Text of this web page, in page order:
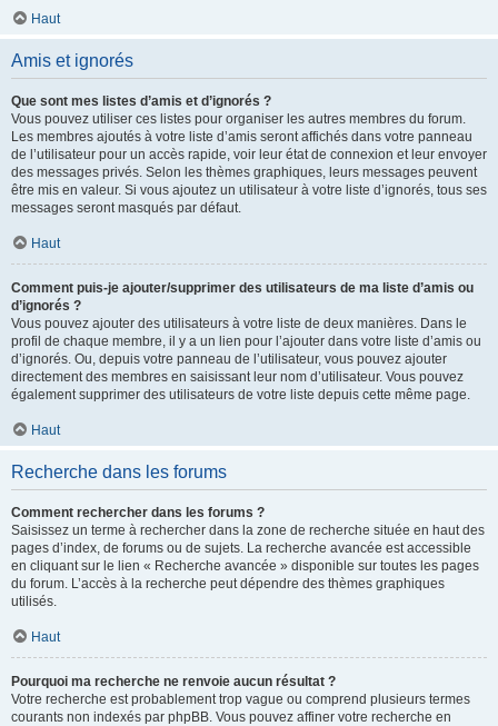
Haut
Amis et ignorés
Que sont mes listes d’amis et d’ignorés ?
Vous pouvez utiliser ces listes pour organiser les autres membres du forum.
Les membres ajoutés à votre liste d’amis seront affichés dans votre panneau
de l’utilisateur pour un accès rapide, voir leur état de connexion et leur envoyer
des messages privés. Selon les thèmes graphiques, leurs messages peuvent
être mis en valeur. Si vous ajoutez un utilisateur à votre liste d’ignorés, tous ses
messages seront masqués par défaut.
Haut
Comment puis-je ajouter/supprimer des utilisateurs de ma liste d’amis ou
d’ignorés ?
Vous pouvez ajouter des utilisateurs à votre liste de deux manières. Dans le
profil de chaque membre, il y a un lien pour l’ajouter dans votre liste d’amis ou
d’ignorés. Ou, depuis votre panneau de l’utilisateur, vous pouvez ajouter
directement des membres en saisissant leur nom d’utilisateur. Vous pouvez
également supprimer des utilisateurs de votre liste depuis cette même page.
Haut
Recherche dans les forums
Comment rechercher dans les forums ?
Saisissez un terme à rechercher dans la zone de recherche située en haut des
pages d’index, de forums ou de sujets. La recherche avancée est accessible
en cliquant sur le lien « Recherche avancée » disponible sur toutes les pages
du forum. L’accès à la recherche peut dépendre des thèmes graphiques
utilisés.
Haut
Pourquoi ma recherche ne renvoie aucun résultat ?
Votre recherche est probablement trop vague ou comprend plusieurs termes
courants non indexés par phpBB. Vous pouvez affiner votre recherche en